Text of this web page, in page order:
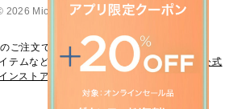
2026 Michael Kors
ご注文で送料無料にてお届けします
テムなどの最新情報は、 マイケル・コース公式
ンストア